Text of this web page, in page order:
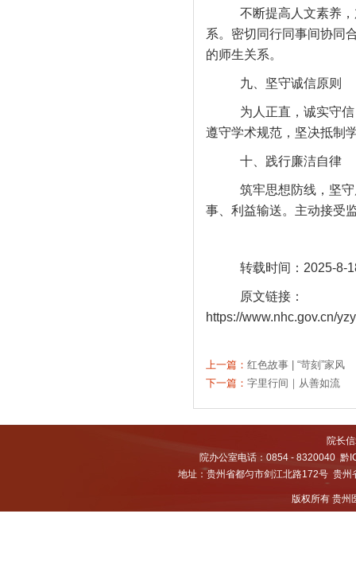
不断提高人文素养
系。密切同行同事间协同
的师生关系。
九、坚守诚信原则
为人正直，诚实守
遵守学术规范，坚决抵制
十、践行廉洁自律
筑牢思想防线，坚
事、利益输送。主动接受
转载时间：2025-8-
原文链接：
https://www.nhc.gov.cn/
上一篇： 红色故事 | “苛刻”家风
下一篇： 字里行间｜从善如流
院长
院办公室电话：0854 - 8320040黔
地址：贵州省都匀市剑江北路172号 贵
版权所有 贵州